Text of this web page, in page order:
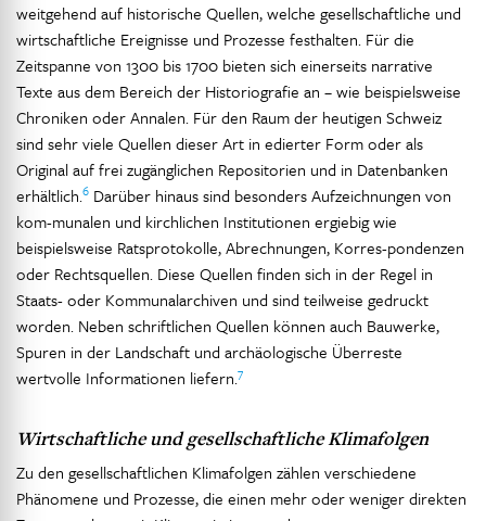
weitgehend auf historische Quellen, welche gesellschaftliche und
wirtschaftliche Ereignisse und Prozesse festhalten. Für die
Zeitspanne von 1300 bis 1700 bieten sich einerseits narrative
Texte aus dem Bereich der Historiografie an – wie beispielsweise
Chroniken oder Annalen. Für den Raum der heutigen Schweiz
sind sehr viele Quellen dieser Art in edierter Form oder als
Original auf frei zugänglichen Repositorien und in Datenbanken
erhältlich.6 Darüber hinaus sind besonders Aufzeichnungen von
kom-munalen und kirchlichen Institutionen ergiebig wie
beispielsweise Ratsprotokolle, Abrechnungen, Korres-pondenzen
oder Rechtsquellen. Diese Quellen finden sich in der Regel in
Staats- oder Kommunalarchiven und sind teilweise gedruckt
worden. Neben schriftlichen Quellen können auch Bauwerke,
Spuren in der Landschaft und archäologische Überreste
wertvolle Informationen liefern.7
Wirtschaftliche und gesellschaftliche Klimafolgen
Zu den gesellschaftlichen Klimafolgen zählen verschiedene
Phänomene und Prozesse, die einen mehr oder weniger direkten